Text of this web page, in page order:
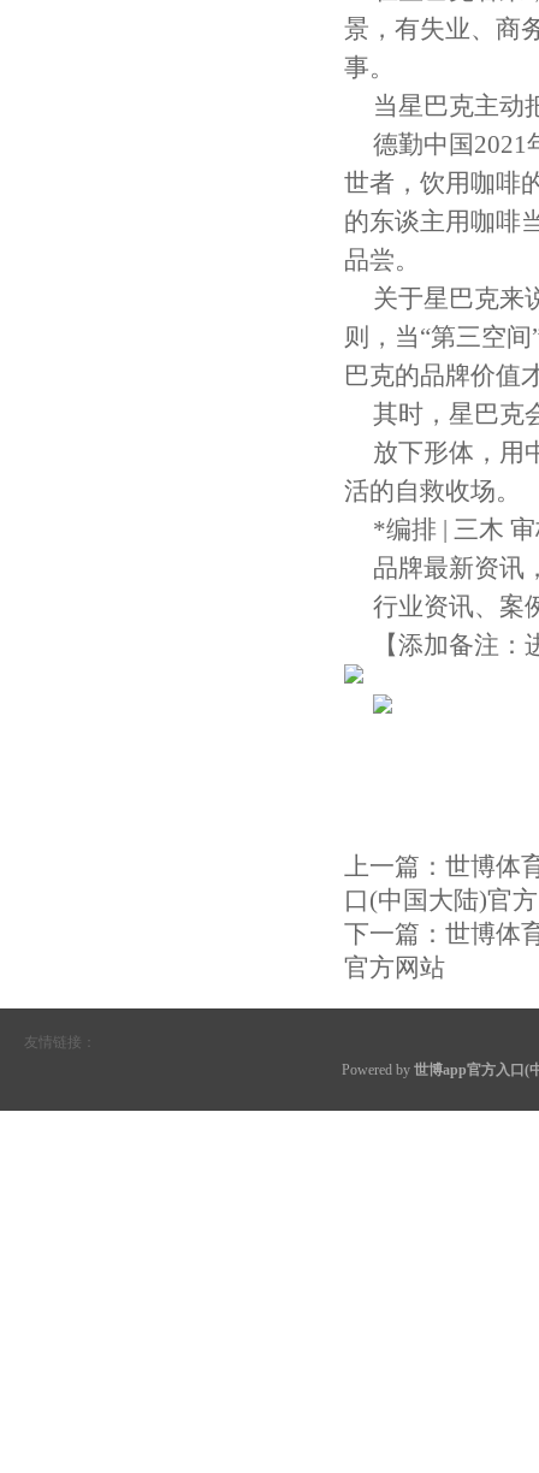
景，有失业、商
事。
当星巴克主动
德勤中国2021
世者，饮用咖啡
的东谈主用咖啡
品尝。
关于星巴克来
则，当“第三空
巴克的品牌价值
其时，星巴克
放下形体，用
活的自救收场。
*编排 | 三木
品牌最新资讯
行业资讯、案
【添加备注：
上一篇： 世博体
口(中国大陆)官
下一篇： 世博体
官方网站
友情链接：
Powered by 世博app官方入口(